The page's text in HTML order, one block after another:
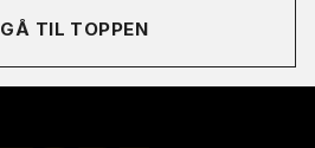
GÅ TIL TOPPEN